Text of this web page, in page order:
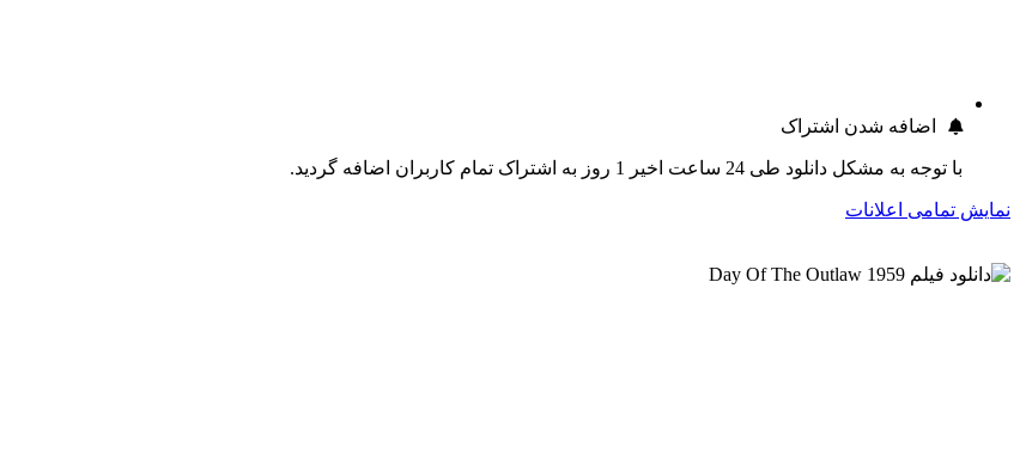
اضافه شدن اشتراک
با توجه به مشکل دانلود طی 24 ساعت اخیر 1 روز به اشتراک تمام کاربران اضافه گردید.
نمایش تمامی اعلانات